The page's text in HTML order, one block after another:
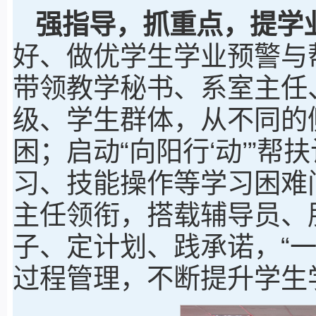
强指导，抓重点，提学
好、做优学生学业预警
带领教学秘书、系室主
级、学生群体，从不同
困；启动“向阳行‘动’”帮
习、技能操作等学习困
主任领衔，搭载辅导员
子、定计划、践承诺，“
过程管理，不断提升学